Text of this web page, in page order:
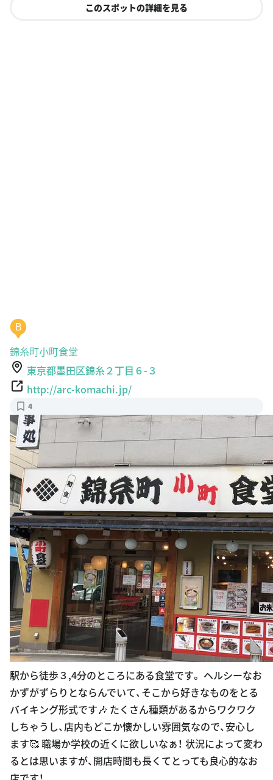
このスポットの詳細を見る
B
錦糸町小町食堂
東京都墨田区錦糸２丁目６-３
http://arc-komachi.jp/
4
駅から徒歩３,4分のところにある食堂です。 ヘルシーなお
かずがずらりとならんでいて、そこから好きなものをとる
バイキング形式です🎶 たくさん種類があるからワクワク
しちゃうし、店内もどこか懐かしい雰囲気なので、安心し
ます🥰 職場か学校の近くに欲しいなぁ！ 状況によって変わ
るとは思いますが、開店時間も長くてとっても良心的なお